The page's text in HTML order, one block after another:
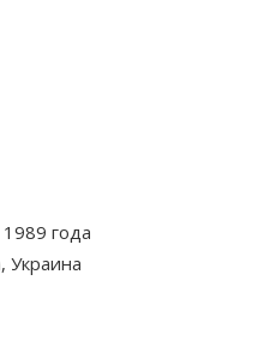
года
Украина